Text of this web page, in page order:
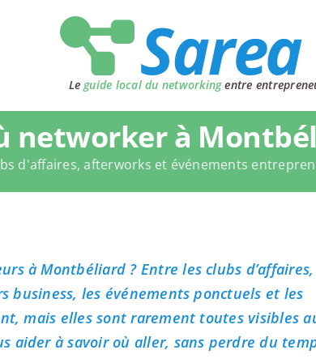
Le guide local du networkingentre
networker à
d'affaires, afterworks et événements
à Montbéliard ? Entre les clubs d’affaires,
business, les événements ponctuels et les
mais elles sont rarement toutes visibles
aider à savoir où aller, sans perdre du